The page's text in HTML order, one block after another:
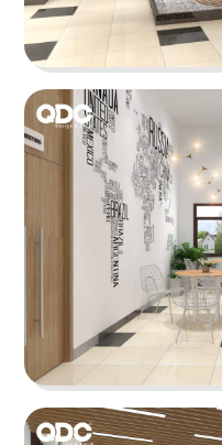
Tổng thể không gian
giúp hấp thụ nhiều
khả năng làm